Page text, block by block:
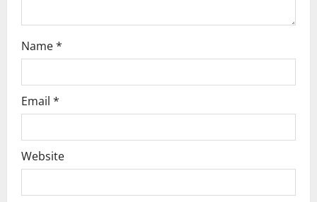
Name*
Email *
Website